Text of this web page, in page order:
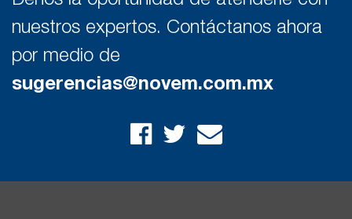
nuestros expertos. Contáctanos ahora
por medio de
sugerencias@novem.com.mx